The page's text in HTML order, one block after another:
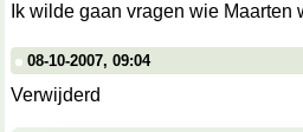
Ik wilde gaan vragen wie Maarten
08-10-2007, 09:04
Verwijderd